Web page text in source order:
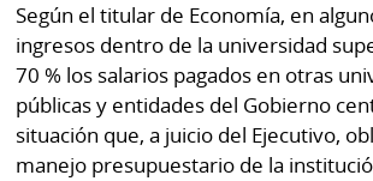
Según el titular de Economía, en
ingresos dentro de la universidad
70 % los salarios pagados en otras
públicas y entidades del Gobierno
situación que, a juicio del Ejecutivo,
manejo presupuestario de la